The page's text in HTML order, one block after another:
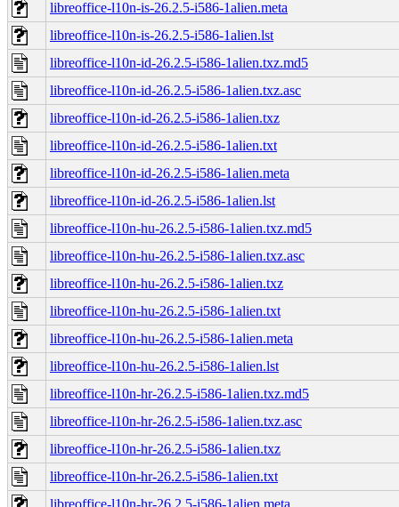
libreoffice-l10n-is-26.2.5-i586-1alien.meta
libreoffice-l10n-is-26.2.5-i586-1alien.lst
libreoffice-l10n-id-26.2.5-i586-1alien.txz.md5
libreoffice-l10n-id-26.2.5-i586-1alien.txz.asc
libreoffice-l10n-id-26.2.5-i586-1alien.txz
libreoffice-l10n-id-26.2.5-i586-1alien.txt
libreoffice-l10n-id-26.2.5-i586-1alien.meta
libreoffice-l10n-id-26.2.5-i586-1alien.lst
libreoffice-l10n-hu-26.2.5-i586-1alien.txz.md5
libreoffice-l10n-hu-26.2.5-i586-1alien.txz.asc
libreoffice-l10n-hu-26.2.5-i586-1alien.txz
libreoffice-l10n-hu-26.2.5-i586-1alien.txt
libreoffice-l10n-hu-26.2.5-i586-1alien.meta
libreoffice-l10n-hu-26.2.5-i586-1alien.lst
libreoffice-l10n-hr-26.2.5-i586-1alien.txz.md5
libreoffice-l10n-hr-26.2.5-i586-1alien.txz.asc
libreoffice-l10n-hr-26.2.5-i586-1alien.txz
libreoffice-l10n-hr-26.2.5-i586-1alien.txt